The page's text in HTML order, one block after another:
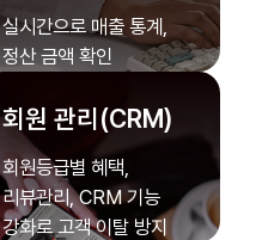
실시간으로 매출 통계,
정산 금액 확인
회원 관리(CRM)
회원등급별 혜택,
리뷰관리,CRM 기능
강화로 고객 이탈 방지